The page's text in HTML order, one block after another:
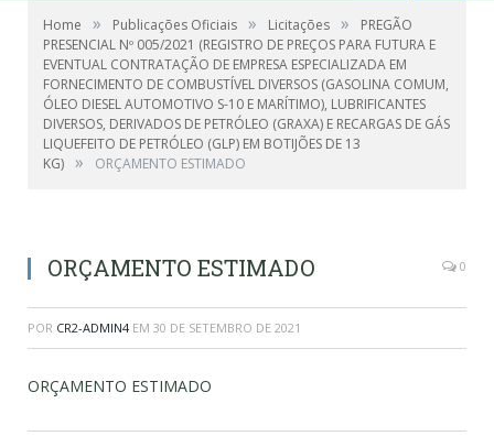
Home » Publicações Oficiais » Licitações »
PREGÃO
PRESENCIAL Nº 005/2021 (REGISTRO DE PREÇOS PARA FUTURA E
EVENTUAL CONTRATAÇÃO DE EMPRESA ESPECIALIZADA EM
FORNECIMENTO DE COMBUSTÍVEL DIVERSOS (GASOLINA COMUM,
ÓLEO DIESEL AUTOMOTIVO S-10 E MARÍTIMO), LUBRIFICANTES
DIVERSOS, DERIVADOS DE PETRÓLEO (GRAXA) E RECARGAS DE GÁS
LIQUEFEITO DE PETRÓLEO (GLP) EM BOTIJÕES DE 13
KG) » ORÇAMENTO ESTIMADO
ORÇAMENTO ESTIMADO 0
POR CR2-ADMIN4 EM 30 DE SETEMBRO DE 2021
ORÇAMENTO ESTIMADO